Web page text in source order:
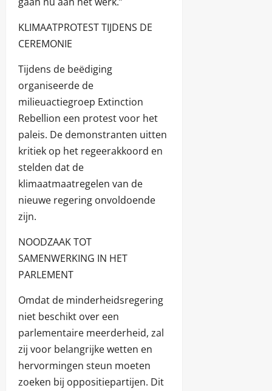
KLIMAATPROTEST TIJDENS DE
CEREMONIE
Tijdens de beëdiging
organiseerde de
milieuactiegroep Extinction
Rebellion een protest voor het
paleis. De demonstranten uitten
kritiek op het regeerakkoord en
stelden dat de
klimaatmaatregelen van de
nieuwe regering onvoldoende
zijn.
NOODZAAK TOT
SAMENWERKING IN HET
PARLEMENT
Omdat de minderheidsregering
niet beschikt over een
parlementaire meerderheid, zal
zij voor belangrijke wetten en
hervormingen steun moeten
zoeken bij oppositiepartijen. Dit